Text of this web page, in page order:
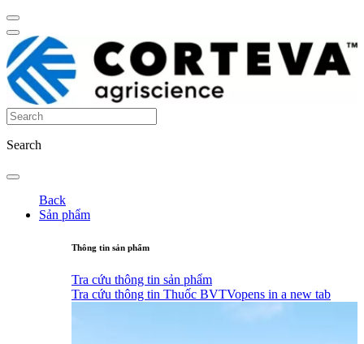
Search
Back
Sản phẩm
Thông tin sản phẩm
Tra cứu thông tin sản phẩm
Tra cứu thông tin Thuốc BVTVopens in a new tab